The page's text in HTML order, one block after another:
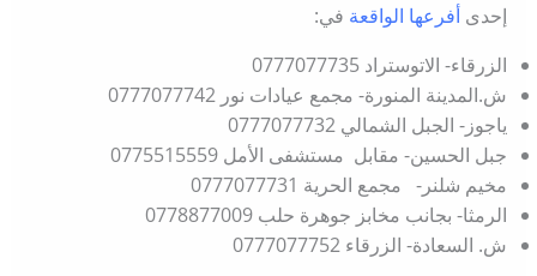
إحدى أفرعها الواقعة في:
الزرقاء- الاتوستراد 0777077735
ش.المدينة المنورة- مجمع عيادات نور 0777077742
ياجوز- الجبل الشمالي 0777077732
جبل الحسين- مقابل مستشفى الأمل 0775515559
مخيم شلنر- مجمع الحرية 0777077731
الرمثا- بجانب مخابز جوهرة حلب 0778877009
ش. السعادة- الزرقاء 0777077752